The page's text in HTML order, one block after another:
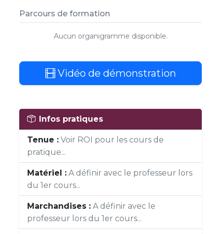
Parcours de formation
Aucun organigramme disponible.
Vidéo de démonstration
Infos pratiques
Tenue : Voir ROI pour les cours de
pratique...
Matériel : A définir avec le professeur lors
du 1er cours...
Marchandises : A définir avec le
professeur lors du 1er cours...